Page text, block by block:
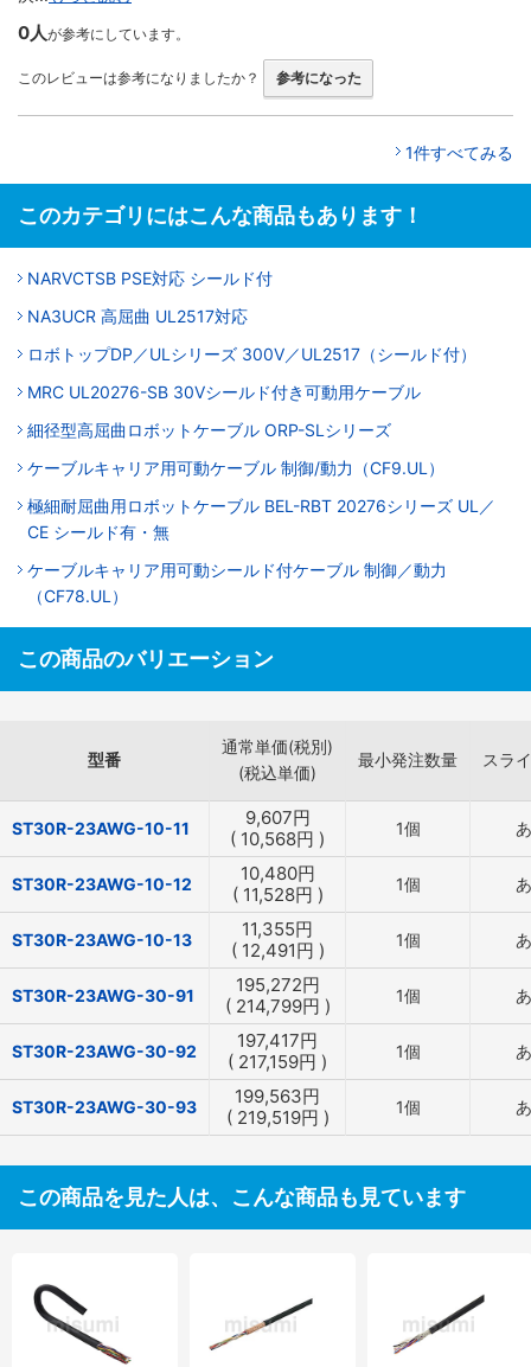
0人が参考にしています。
このレビューは参考になりましたか？ 参考になった
1件すべてみる
このカテゴリにはこんな商品もあります！
NARVCTSB PSE対応 シールド付
NA3UCR 高屈曲 UL2517対応
ロボトップDP／ULシリーズ 300V／UL2517（シールド付）
MRC UL20276-SB 30Vシールド付き可動用ケーブル
細径型高屈曲ロボットケーブル ORP-SLシリーズ
ケーブルキャリア用可動ケーブル 制御/動力（CF9.UL）
極細耐屈曲用ロボットケーブル BEL-RBT 20276シリーズ UL／
CE シールド有・無
ケーブルキャリア用可動シールド付ケーブル 制御／動力
（CF78.UL）
この商品のバリエーション
型番
通常単価(税別)
(税込単価)
最小発注数量 スラ
ST30R-23AWG-10-11 9,607円
( 10,568円 ) 1個
ST30R-23AWG-10-12 10,480円
( 11,528円 ) 1個
ST30R-23AWG-10-13 11,355円
( 12,491円 ) 1個
ST30R-23AWG-30-91 195,272円
( 214,799円 ) 1個
ST30R-23AWG-30-92 197,417円
( 217,159円 ) 1個
ST30R-23AWG-30-93 199,563円
( 219,519円 ) 1個
この商品を見た人は、こんな商品も見ています